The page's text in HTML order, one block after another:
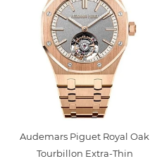
Audemars Piguet Royal Oak
Tourbillon Extra-Thin